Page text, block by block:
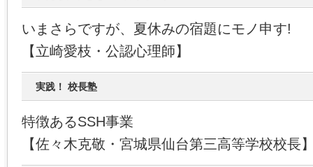
いまさらですが、夏休みの宿題にモノ申す!
【立崎愛枝・公認心理師】
実践！ 校長塾
特徴あるSSH事業
【佐々木克敬・宮城県仙台第三高等学校校長